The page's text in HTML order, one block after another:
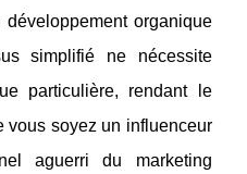
développement organique
simplifié ne nécessite
particulière, rendant le
vous soyez un influenceur
aguerri du marketing